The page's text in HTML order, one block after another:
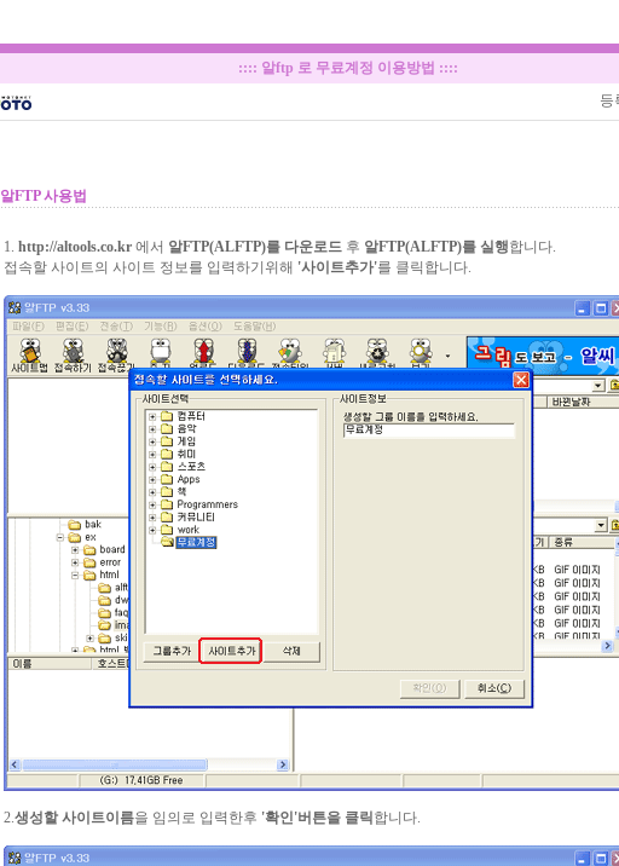
:::: 알ftp 로 무료계정 이용방법 ::::
등
알FTP 사용법
1. http://altools.co.kr에서 알FTP(ALFTP)를 다운로드후 알FTP(ALFTP)를 실행합니다.
접속할 사이트의 사이트 정보를 입력하기위해 '사이트추가'를 클릭합니다.
2.생성할 사이트이름을 임의로 입력한후 '확인'버튼을 클릭 합니다.